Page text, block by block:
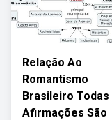
Relação Ao
Romantismo
Brasileiro Todas
Afirmações São